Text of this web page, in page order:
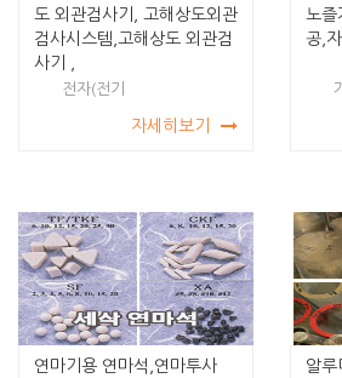
도 외관검사기, 고해상도외관
검사시스템,고해상도 외관검
사기 ,
전자(전기
자세히보기
노즐
공,
연마기용 연마석,연마투사 알루